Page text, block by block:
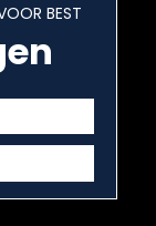
BEST